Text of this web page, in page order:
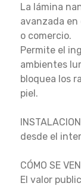
La lámina
avanzada en
o comercio.
Permite el
ambientes
bloquea los
piel.
desde el
CÓMO SE
El valor